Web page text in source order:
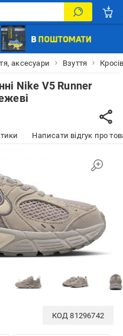
аксесуари Взуття
Nike V5 Runner
Написати відгук про
КОД81296742